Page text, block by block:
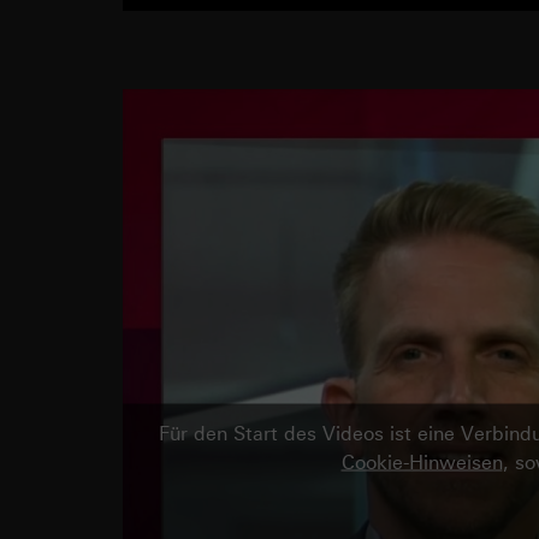
Für den Start des Videos ist eine
Cookie-Hinweisen,